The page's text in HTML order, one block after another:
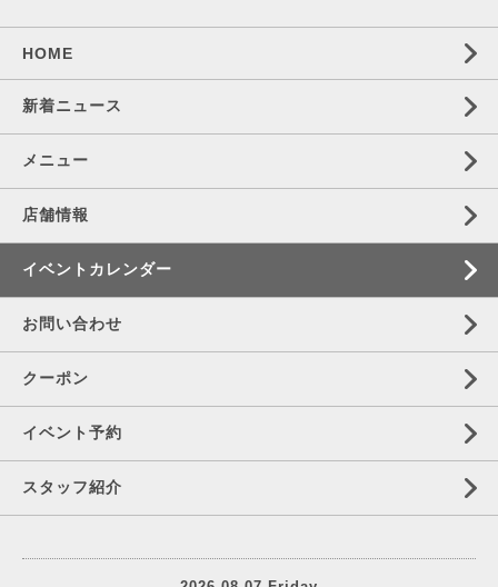
HOME
新着ニュース
メニュー
店舗情報
イベントカレンダー
お問い合わせ
クーポン
イベント予約
スタッフ紹介